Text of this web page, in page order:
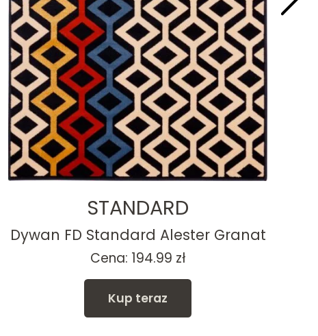
STANDARD
Dywan FD Standard Alester Granat
Cena: 194.99 zł
Kup teraz